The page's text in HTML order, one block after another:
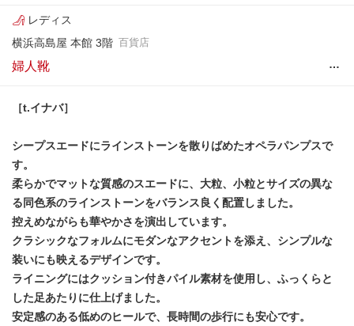
レディス
横浜高島屋 本館 3階 百貨店
婦人靴 …
［t.イナバ］
シープスエードにラインストーンを散りばめたオペラパンプスで
す。
柔らかでマットな質感のスエードに、大粒、小粒とサイズの異な
る同色系のラインストーンをバランス良く配置しました。
控えめながらも華やかさを演出しています。
クラシックなフォルムにモダンなアクセントを添え、シンプルな
装いにも映えるデザインです。
ライニングにはクッション付きパイル素材を使用し、ふっくらと
した足あたりに仕上げました。
安定感のある低めのヒールで、長時間の歩行にも安心です。